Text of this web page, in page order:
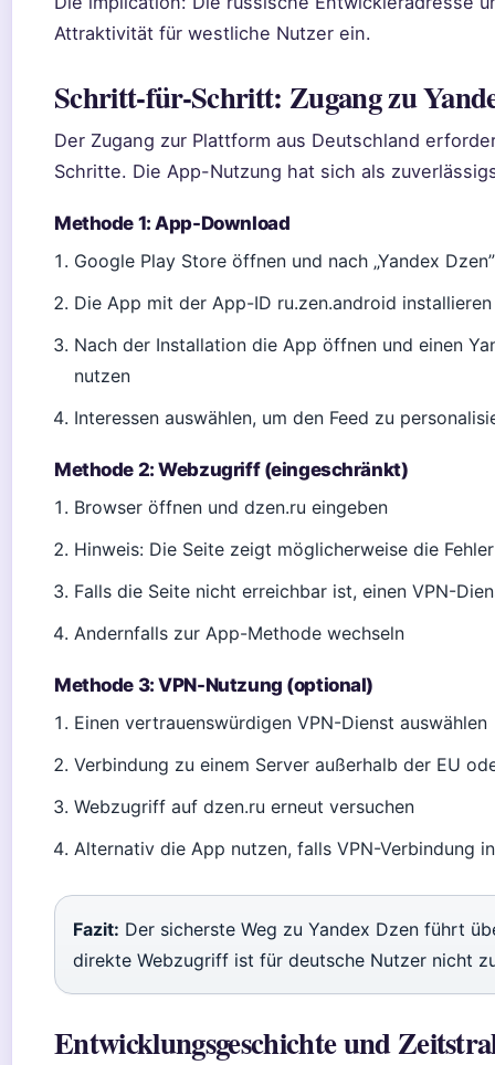
Attraktivität für westliche Nutzer ein.
Schritt-für-Schritt: Zugang zu
Der Zugang zur Plattform aus Deutschland
Schritte. Die App-Nutzung hat sich als
Methode 1: App-Download
Google Play Store öffnen und nach „Yandex
Die App mit der App-ID ru.zen.android installieren
Nach der Installation die App öffnen und einen
nutzen
Interessen auswählen, um den Feed zu
Methode 2: Webzugriff (eingeschränkt)
Browser öffnen und dzen.ru eingeben
Hinweis: Die Seite zeigt möglicherweise die
Falls die Seite nicht erreichbar ist, einen VPN-
Andernfalls zur App-Methode wechseln
Methode 3: VPN-Nutzung (optional)
Einen vertrauenswürdigen VPN-Dienst auswählen
Verbindung zu einem Server außerhalb der EU
Webzugriff auf dzen.ru erneut versuchen
Alternativ die App nutzen, falls VPN-Verbindung
Fazit: Der sicherste Weg zu Yandex Dzen führt
direkte Webzugriff ist für deutsche Nutzer nicht
Entwicklungsgeschichte und